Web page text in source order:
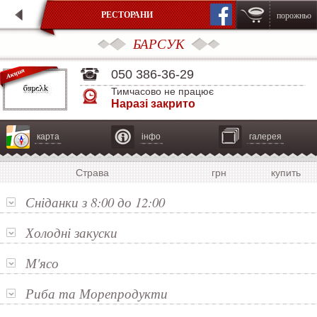
РЕСТОРАНИ порожньо
БАРСУК
050 386-36-29
Тимчасово не працює
Наразі закрито
карта інфо галерея
Страва грн купить
Сніданки з 8:00 до 12:00
Холодні закуски
М'ясо
Риба та Морепродукти